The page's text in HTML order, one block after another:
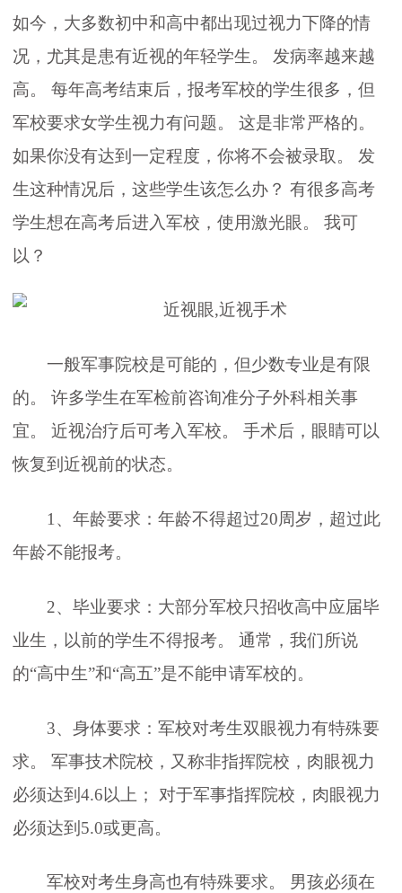
如今，大多数初中和高中都出现过视力下降的情
况，尤其是患有近视的年轻学生。 发病率越来越
高。 每年高考结束后，报考军校的学生很多，但
军校要求女学生视力有问题。 这是非常严格的。
如果你没有达到一定程度，你将不会被录取。 发
生这种情况后，这些学生该怎么办？ 有很多高考
学生想在高考后进入军校，使用激光眼。 我可
以？
一般军事院校是可能的，但少数专业是有限
的。 许多学生在军检前咨询准分子外科相关事
宜。 近视治疗后可考入军校。 手术后，眼睛可以
恢复到近视前的状态。
1、年龄要求：年龄不得超过20周岁，超过此
年龄不能报考。
2、毕业要求：大部分军校只招收高中应届毕
业生，以前的学生不得报考。 通常，我们所说
的“高中生”和“高五”是不能申请军校的。
3、身体要求：军校对考生双眼视力有特殊要
求。 军事技术院校，又称非指挥院校，肉眼视力
必须达到4.6以上； 对于军事指挥院校，肉眼视力
必须达到5.0或更高。
军校对考生身高也有特殊要求。 男孩必须在